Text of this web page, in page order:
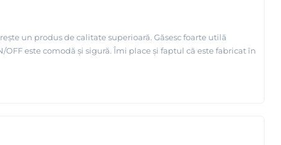
un produs de calitate superioară. Găsesc foarte utilă
este comodă și sigură. Îmi place și faptul că este fabricat în